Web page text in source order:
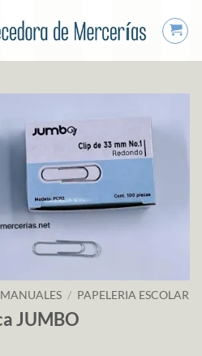
/ PAPELERIA ESCOLAR
JUMBO